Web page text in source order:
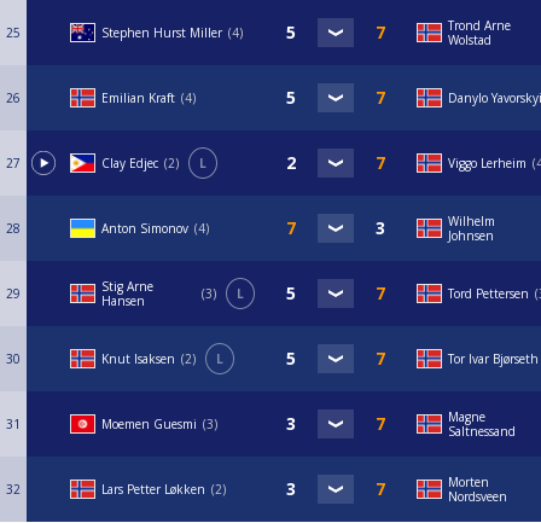
25 Stephen Hurst Miller 4
Trond Arne
Wolstad
26 Emilian Kraft 4 Danylo Yavorskyi
27 Clay Edjec 2 L Viggo Lerheim
28 Anton Simonov 4
Wilhelm
Johnsen
29
Stig Arne
Hansen
3 L Tord Pettersen
30 Knut Isaksen 2 L Tor Ivar Bjørseth
31 Moemen Guesmi 3
Magne
Saltnessand
32 Lars Petter Løkken 2
Morten
Nordsveen